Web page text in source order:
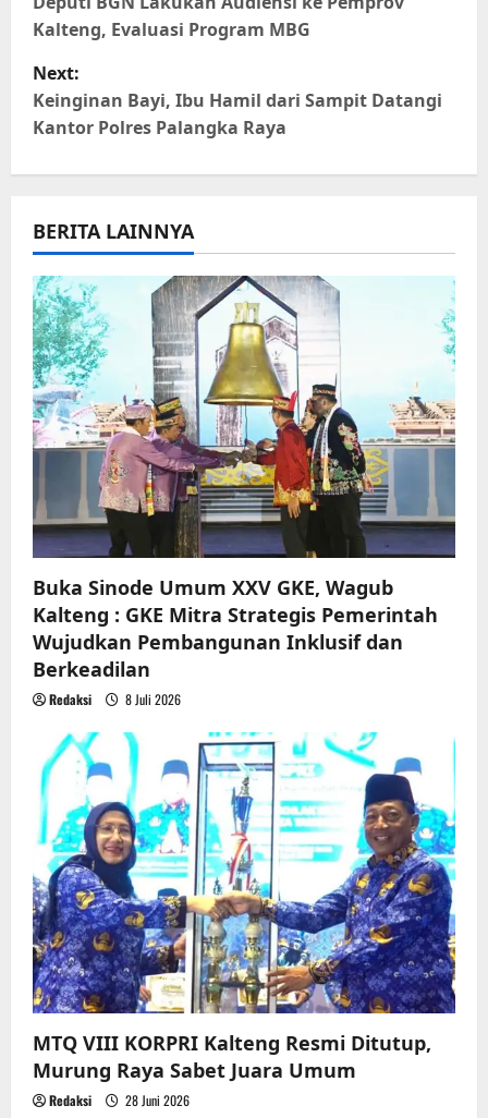
o
s
t
v
i
g
a
t
i
o
n
Kalteng, Evaluasi Program MBG
Next:
Keinginan Bayi, Ibu Hamil dari Sampit Datangi
Kantor Polres Palangka Raya
BERITA LAINNYA
Buka Sinode Umum XXV GKE, Wagub
Kalteng : GKE Mitra Strategis Pemerintah
Wujudkan Pembangunan Inklusif dan
Berkeadilan
Redaksi 8 Juli 2026
MTQ VIII KORPRI Kalteng Resmi Ditutup,
Murung Raya Sabet Juara Umum
Redaksi 28 Juni 2026